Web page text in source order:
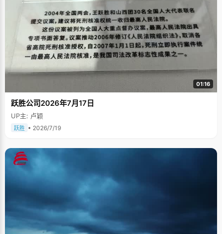
01:16
跃胜公司2026年7月17日
UP主: 卢颖
跃胜 • 2026/7/19